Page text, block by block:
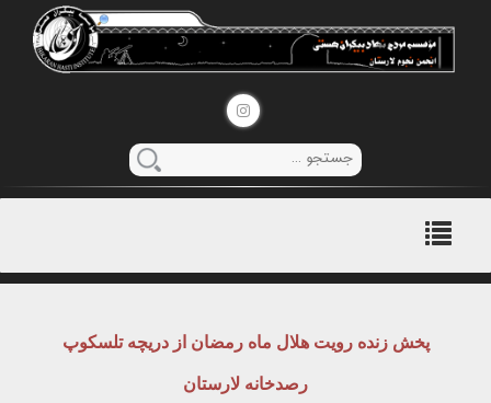
منوی
اصلی
پخش زنده رویت هلال ماه رمضان از دریچه تلسکوپ
رصدخانه لارستان